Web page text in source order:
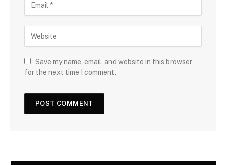
Save my name, email, and website in this browser
for the next time I comment.